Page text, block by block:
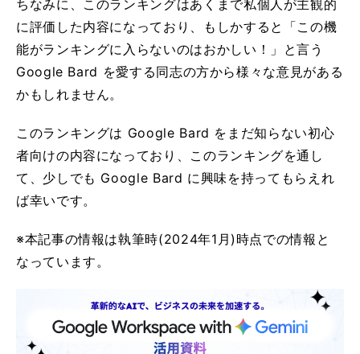
ちなみに、このランキングはあくまで私個人が主観的
に評価した内容になっており、もしかすると「この機
能がランキングに入らないのはおかしい！」と言う
Google Bard を愛する同志の方から様々な意見がある
かもしれません。
このランキングは Google Bard をまだ知らない初心
者向けの内容になっており、このランキングを通し
て、少しでも Google Bard に興味を持ってもらえれ
ば幸いです。
※本記事の情報は執筆時(2024年1月)時点での情報と
なっています。